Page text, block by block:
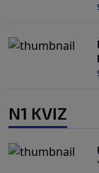
N1 KVIZ